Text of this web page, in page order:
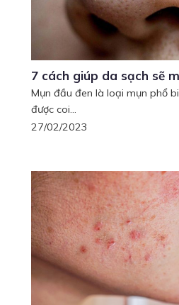
7 cách giúp da sạch sẽ
Mụn đầu đen là loại mụn phổ
được coi...
27/02/2023